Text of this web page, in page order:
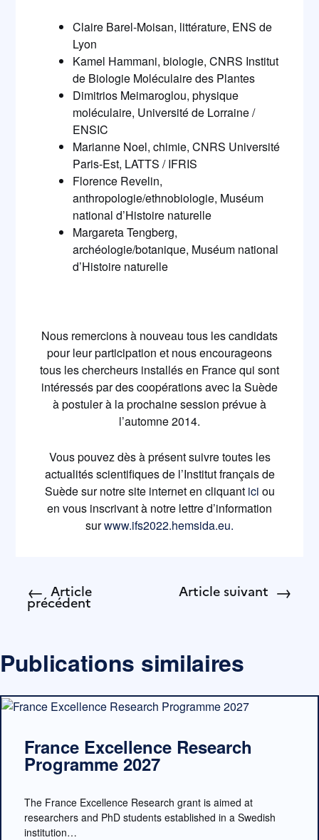
Claire Barel-Moisan, littérature, ENS de
Lyon
Kamel Hammani, biologie, CNRS Institut
de Biologie Moléculaire des Plantes
Dimitrios Meimaroglou, physique
moléculaire, Université de Lorraine /
ENSIC
Marianne Noel, chimie, CNRS Université
Paris-Est, LATTS / IFRIS
Florence Revelin,
anthropologie/ethnobiologie, Muséum
national d’Histoire naturelle
Margareta Tengberg,
archéologie/botanique, Muséum national
d’Histoire naturelle
Nous remercions à nouveau tous les candidats
pour leur participation et nous encourageons
tous les chercheurs installés en France qui sont
intéressés par des coopérations avec la Suède
à postuler à la prochaine session prévue à
l’automne 2014.
Vous pouvez dès à présent suivre toutes les
actualités scientifiques de l’Institut français de
Suède sur notre site internet en cliquant ici ou
en vous inscrivant à notre lettre d’information
surwww.ifs2022.hemsida.eu.
← Article
précédent
Article suivant →
Publications similaires
France Excellence Research
Programme 2027
The France Excellence Research grant is aimed at
researchers and PhD students established in a Swedish
institution…